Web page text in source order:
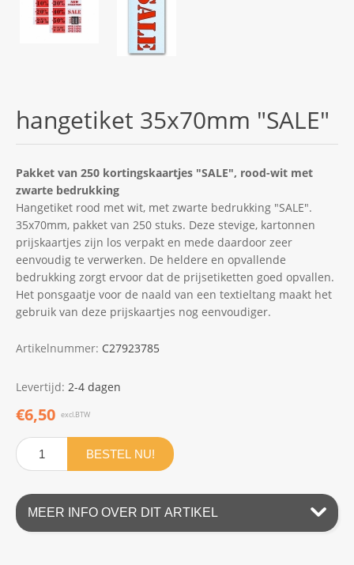
hangetiket 35x70mm "SALE"
Pakket van 250 kortingskaartjes "SALE", rood-wit met
zwarte bedrukking
Hangetiket rood met wit, met zwarte bedrukking "SALE".
35x70mm, pakket van 250 stuks. Deze stevige, kartonnen
prijskaartjes zijn los verpakt en mede daardoor zeer
eenvoudig te verwerken. De heldere en opvallende
bedrukking zorgt ervoor dat de prijsetiketten goed opvallen.
Het ponsgaatje voor de naald van een textieltang maakt het
gebruik van deze prijskaartjes nog eenvoudiger.
Artikelnummer: C27923785
Levertijd: 2-4 dagen
€6,50 excl.BTW
BESTEL NU!
MEER INFO OVER DIT ARTIKEL